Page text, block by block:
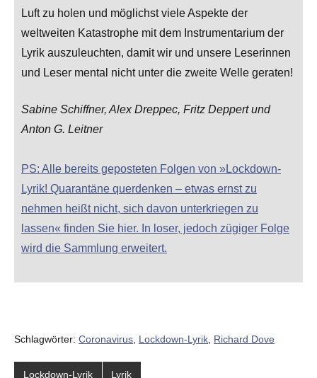
Luft zu holen und möglichst viele Aspekte der
weltweiten Katastrophe mit dem Instrumentarium der
Lyrik auszuleuchten, damit wir und unsere Leserinnen
und Leser mental nicht unter die zweite Welle geraten!
Sabine Schiffner, Alex Dreppec, Fritz Deppert und
Anton G. Leitner
PS: Alle bereits geposteten Folgen von »Lockdown-
Lyrik! Quarantäne querdenken – etwas ernst zu
nehmen heißt nicht, sich davon unterkriegen zu
lassen« finden Sie hier. In loser, jedoch zügiger Folge
wird die Sammlung erweitert.
Schlagwörter: Coronavirus Lockdown-Lyrik Richard Dove
Lockdown-Lyrik Lyrik